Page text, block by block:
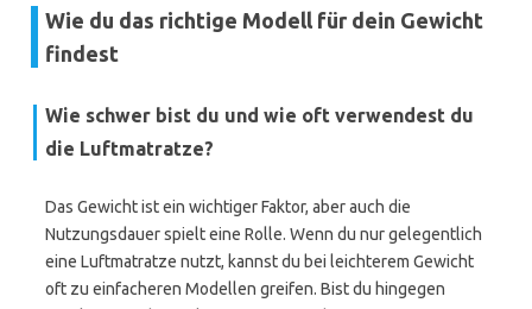
Wie du das richtige Modell für dein Gewicht
findest
Wie schwer bist du und wie oft verwendest du
die Luftmatratze?
Das Gewicht ist ein wichtiger Faktor, aber auch die
Nutzungsdauer spielt eine Rolle. Wenn du nur gelegentlich
eine Luftmatratze nutzt, kannst du bei leichterem Gewicht
oft zu einfacheren Modellen greifen. Bist du hingegen